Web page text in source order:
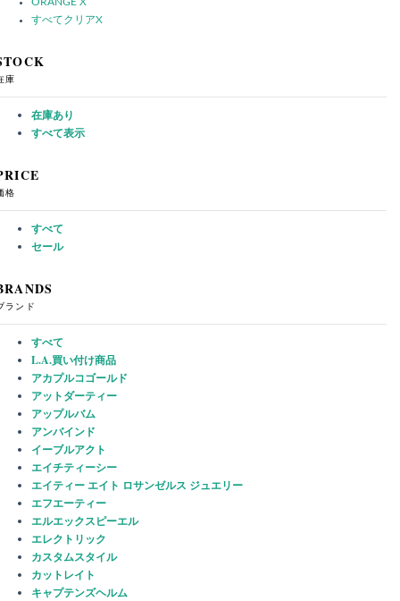
すべてクリアX
庫
在庫あり
すべて表示
格
すべて
セール
ランド
すべて
L.A.買い付け商品
アカプルコゴールド
アットダーティー
アップルバム
アンバインド
イーブルアクト
エイチティーシー
エイティー エイト ロサンゼルス ジュエリー
エフエーティー
エルエックスピーエル
エレクトリック
カスタムスタイル
カットレイト
キャプテンズヘルム